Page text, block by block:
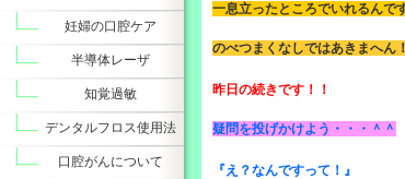
一息立ったところでいれるんで
のべつまくなしではあきまへん
昨日の続きです！！
疑問を投げかけよう・・・＾＾
『え？なんですって！』
妊婦の口腔ケア
半導体レーザ
知覚過敏
デンタルフロス使用法
口腔がんについて